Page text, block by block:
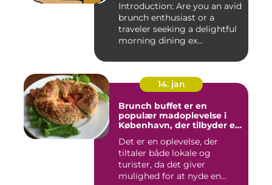
Introduction: Are you an avid
brunch enthusiast or a
traveler seeking a delightful
morning dining ex...
14. jan
Brunch buffet er en
populær madoplevelse i
København, der tilbyder en
der spænder fra friske
salater og smørrebrød til
bagels, pandekager og
æggekager
Det er en oplevelse, der
tiltaler både lokale og
turister, da det giver
mulighed for at nyde en